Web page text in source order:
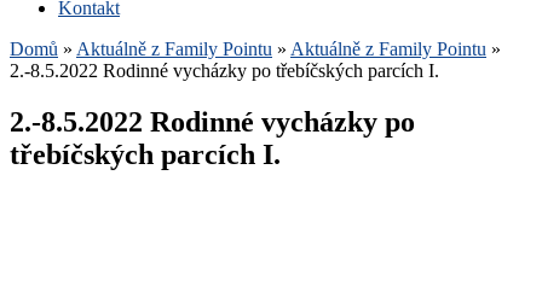
Kontakt
Domů » Aktuálně z Family Pointu » Aktuálně z Family Pointu »
2.-8.5.2022 Rodinné vycházky po třebíčských parcích I.
2.-8.5.2022 Rodinné vycházky po
třebíčských parcích I.